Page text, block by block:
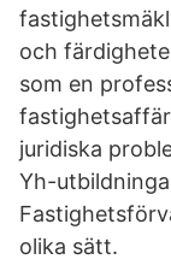
och
som en
juridiska
Yh-
olika sätt.